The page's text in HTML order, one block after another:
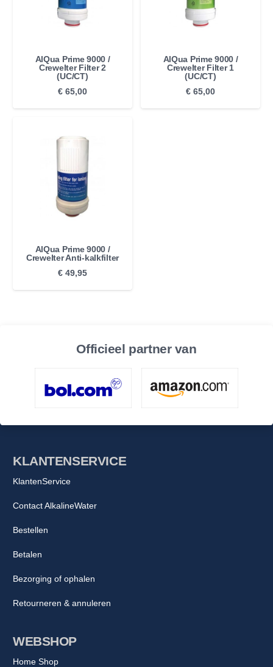
AlQua Prime 9000 /
Crewelter Filter 2
(UC/CT)
€ 65,00
AlQua Prime 9000 /
Crewelter Filter 1
(UC/CT)
€ 65,00
AlQua Prime 9000 /
Crewelter Anti-kalkfilter
€ 49,95
Officieel partner van
WEBSHOP
Home Shop
KLANTENSERVICE
KlantenService
Contact AlkalineWater
Bestellen
Betalen
Bezorging of ophalen
Retourneren & annuleren